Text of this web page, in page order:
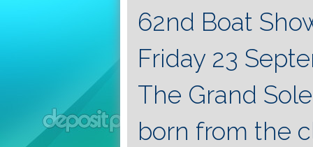
62nd Boat
Friday 23
The Grand
born from the